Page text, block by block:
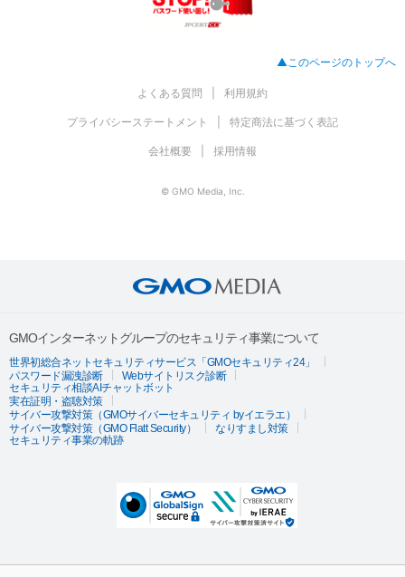
▲このページのトップへ
よくある質問 利用規約
プライバシーステートメント 特定商法に基づく表記
会社概要 採用情報
© GMO Media, Inc.
GMOインターネットグループのセキュリティ事業について
世界初総合ネットセキュリティサービス「GMOセキュリティ24」
パスワード漏洩診断
Webサイトリスク診断
セキュリティ相談AIチャットボット
実在証明・盗聴対策
サイバー攻撃対策（GMOサイバーセキュリティ byイエラエ）
サイバー攻撃対策（GMO Flatt Security）
なりすまし対策
セキュリティ事業の軌跡